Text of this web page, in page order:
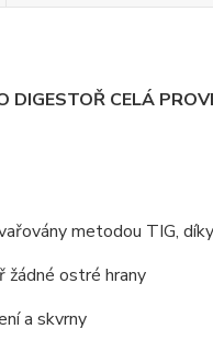
CELÁ
metodou TIG,
žádné ostré hrany
a skvrny